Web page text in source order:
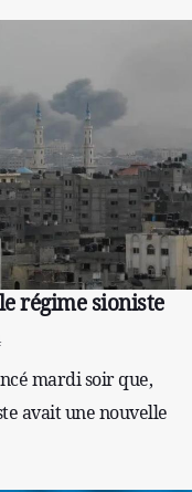
régime sioniste
mardi soir que,
avait une nouvelle